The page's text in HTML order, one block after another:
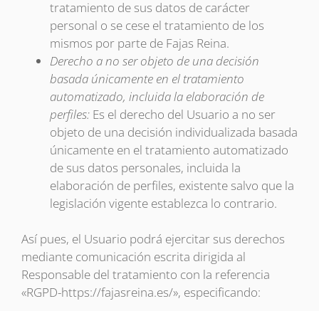
tratamiento de sus datos de carácter
personal o se cese el tratamiento de los
mismos por parte de Fajas Reina.
Derecho a no ser objeto de una decisión
basada únicamente en el tratamiento
automatizado, incluida la elaboración de
perfiles: Es el derecho del Usuario a no ser
objeto de una decisión individualizada basada
únicamente en el tratamiento automatizado
de sus datos personales, incluida la
elaboración de perfiles, existente salvo que la
legislación vigente establezca lo contrario.
Así pues, el Usuario podrá ejercitar sus derechos
mediante comunicación escrita dirigida al
Responsable del tratamiento con la referencia
«RGPD-https://fajasreina.es/», especificando: